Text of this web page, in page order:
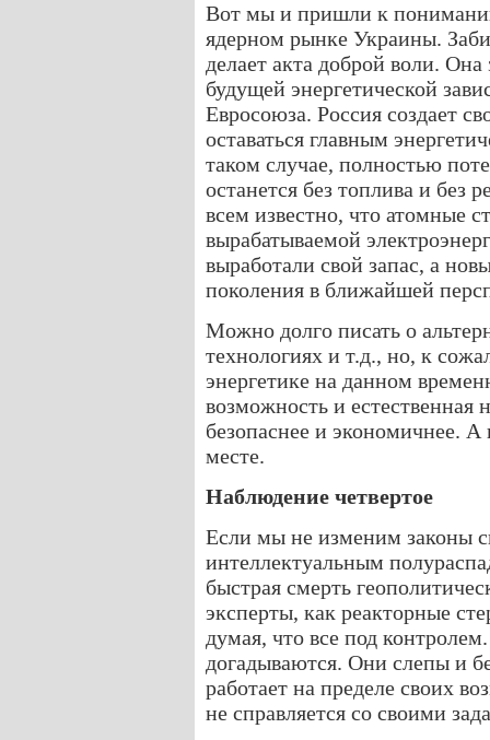
Вот мы и пришли к
ядерном рынке Украины.
делает акта доброй воли.
будущей энергетической
Евросоюза. Россия создает
оставаться главным
таком случае, полностью
останется без топлива и без
всем известно, что атомные
вырабатываемой
выработали свой запас, а
поколения в ближайшей
Можно долго писать о
технологиях и т.д., но, к
энергетике на данном
возможность и естественная
безопаснее и экономичнее. А
месте.
Наблюдение четвертое
Если мы не изменим законы
интеллектуальным
быстрая смерть
эксперты, как реакторные
думая, что все под
догадываются. Они слепы и
работает на пределе своих
не справляется со своими